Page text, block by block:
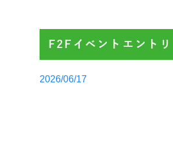
F2Fイベントエント
Posted
2026/06/17